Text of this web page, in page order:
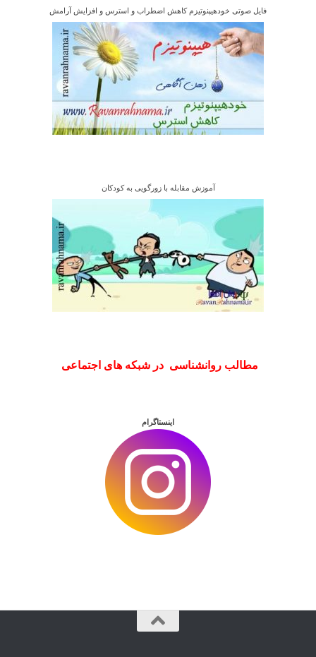
آموزش مقابله با زورگویی به کودکان
فایل صوتی خودهیپنوتیزم کاهش اضطراب و استرس و افزایش آرامش
مطالب روانشناسی در شبکه های اجتماعی
اینستاگرام